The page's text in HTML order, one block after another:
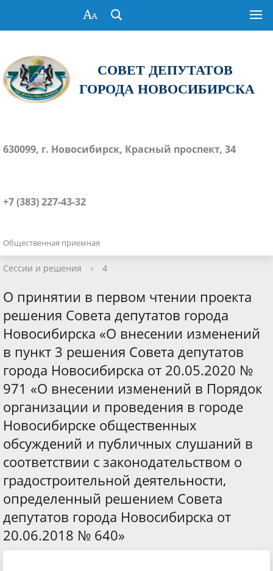
СОВЕТ ДЕПУТАТОВ
ГОРОДА НОВОСИБИРСКА
630099, г. Новосибирск, Красный проспект, 34
+7 (383) 227-43-32
Общественная приемная
Сессии и решения › 4
О принятии в первом чтении проекта
решения Совета депутатов города
Новосибирска «О внесении изменений
в пункт 3 решения Совета депутатов
города Новосибирска от 20.05.2020 №
971 «О внесении изменений в Порядок
организации и проведения в городе
Новосибирске общественных
обсуждений и публичных слушаний в
соответствии с законодательством о
градостроительной деятельности,
определенный решением Совета
депутатов города Новосибирска от
20.06.2018 № 640»